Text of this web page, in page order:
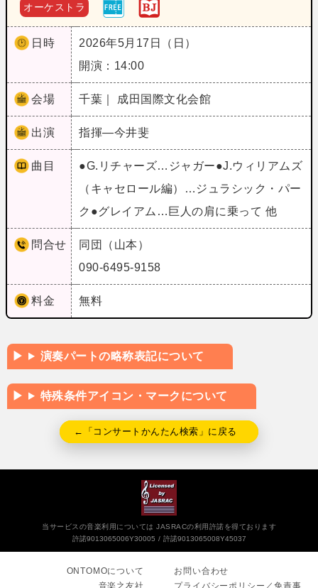
オーケストラ
日時
2026年5月17日（日）
開演：14:00
会場 千葉｜ 成田国際文化会館
出演 指揮―今井斐
曲目
●G.リチャーズ…ジャガー●J.ウィリアムズ
（キャセロール編）…ジュラシック・パー
ク●グレイアム…巨人の肩に乗って 他
問合せ
同団（山本）
090-6495-9158
料金 無料
演奏パートの略称表記について
特殊条件アイコン・マークについて
←「コンサートかんたん検索」に戻る
当サービスの音楽利用については JASRACの利用許諾を得ております
許諾9013065006Y30005
許諾9013065008Y45037
ONTOMOについて
音楽之友社
お問い合わせ
プライバシーポリシー／免責事